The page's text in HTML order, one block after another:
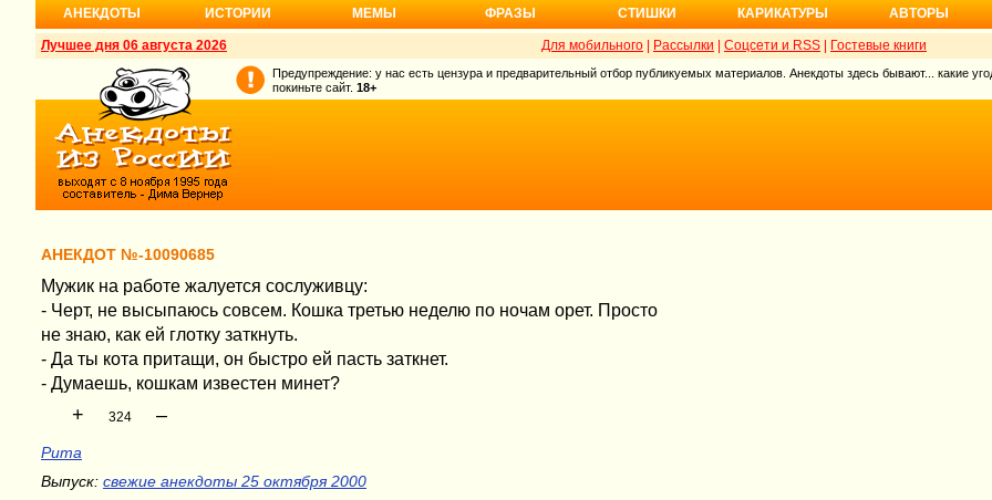
АНЕКДОТЫ ИСТОРИИ МЕМЫ ФРАЗЫ СТИШКИ КАРИКАТУРЫ АВТОРЫ
Лучшее дня 06 августа 2026 Для мобильного Рассылки Соцсети и RSS Гостевые книги
Предупреждение: у нас есть цензура и предварительный отбор публикуемых материалов. Анекдоты здесь бывают... какие
покиньте сайт. 18+
АНЕКДОТ №-10090685
Мужик на работе жалуется сослуживцу:
- Черт, не высыпаюсь совсем. Кошка третью неделю по ночам орет. Просто
не знаю, как ей глотку заткнyть.
- Да ты кота пpитащи, он быстро ей пасть заткнет.
- Дyмаешь, кошкам известен минет?
+ 324 –
Рита
Выпуск: свежие анекдоты 25 октября 2000